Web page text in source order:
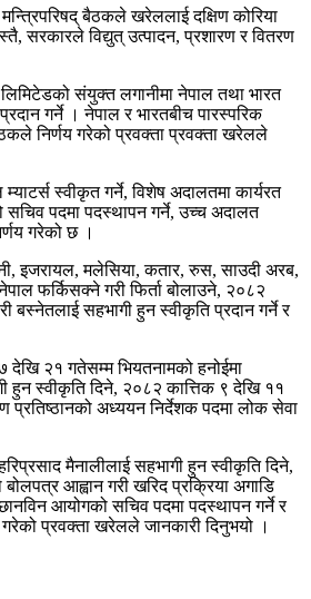
बैठकले खरेललाई दक्षिण कोरिया
सरकारले विद्युत् उत्पादन, प्रशारण र वितरण
लिमिटेडको संयुक्त लगानीमा नेपाल तथा भारत
गर्ने । नेपाल र भारतबीच पारस्परिक
निर्णय गरेको प्रवक्ता प्रवक्ता खरेलले
स्वीकृत गर्ने, विशेष अदालतमा कार्यरत
सचिव पदमा पदस्थापन गर्ने, उच्च अदालत
गरेको छ ।
इजरायल, मलेसिया, कतार, रुस, साउदी अरब,
फर्किसक्ने गरी फिर्ता बोलाउने, २०८२
बस्नेतलाई सहभागी हुन स्वीकृति प्रदान गर्ने र
२१ गतेसम्म भियतनामको हनोईमा
हुन स्वीकृति दिने, २०८२ कात्तिक ९ देखि ११
प्रतिष्ठानको अध्ययन निर्देशक पदमा लोक सेवा
मैनालीलाई सहभागी हुन स्वीकृति दिने,
बोलपत्र आह्वान गरी खरिद प्रक्रिया अगाडि
आयोगको सचिव पदमा पदस्थापन गर्ने र
गरेको प्रवक्ता खरेलले जानकारी दिनुभयो ।